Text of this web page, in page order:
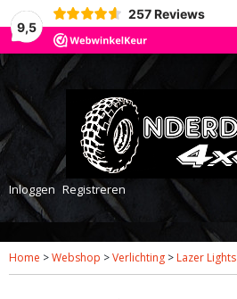
9,5
257 Reviews
Inloggen Registreren
Home >Webshop >Verlichting > Lazer Lights